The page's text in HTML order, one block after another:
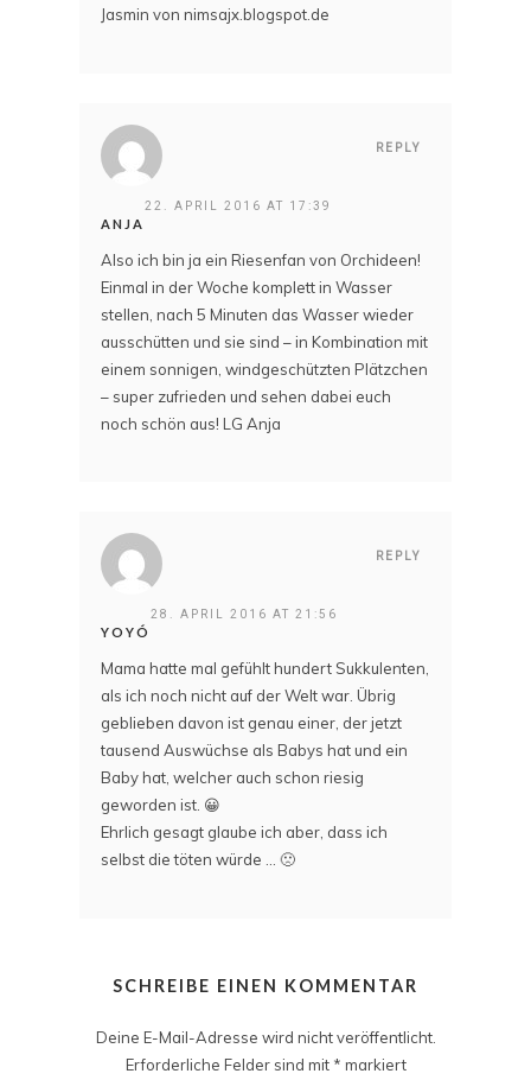
Jasmin von nimsajx.blogspot.de
REPLY
ANJA
22. APRIL 2016 AT 17:39
Also ich bin ja ein Riesenfan von Orchideen!
Einmal in der Woche komplett in Wasser
stellen, nach 5 Minuten das Wasser wieder
ausschütten und sie sind – in Kombination mit
einem sonnigen, windgeschützten Plätzchen
– super zufrieden und sehen dabei euch
noch schön aus! LG Anja
REPLY
YOYÓ
28. APRIL 2016 AT 21:56
Mama hatte mal gefühlt hundert Sukkulenten,
als ich noch nicht auf der Welt war. Übrig
geblieben davon ist genau einer, der jetzt
tausend Auswüchse als Babys hat und ein
Baby hat, welcher auch schon riesig
geworden ist. 😀
Ehrlich gesagt glaube ich aber, dass ich
selbst die töten würde … 🙁
SCHREIBE EINEN KOMMENTAR
Deine E-Mail-Adresse wird nicht veröffentlicht.
Erforderliche Felder sind mit * markiert